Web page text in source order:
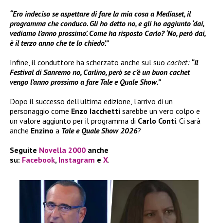
“Ero indeciso se aspettare di fare la mia cosa a Mediaset, il
programma che conduco. Gli ho detto no, e gli ho aggiunto ‘dai,
vediamo l’anno prossimo’. Come ha risposto Carlo? ‘No, però dai,
è il terzo anno che te lo chiedo’.”
Infine, il conduttore ha scherzato anche sul suo cachet: “Il
Festival di Sanremo no, Carlino, però se c’è un buon cachet
vengo l’anno prossimo a fare Tale e Quale Show.”
Dopo il successo dell’ultima edizione, l’arrivo di un
personaggio come Enzo Iacchetti sarebbe un vero colpo e
un valore aggiunto per il programma di Carlo Conti. Ci sarà
anche Enzino a Tale e Quale Show 2026?
Seguite Novella 2000 anche
su: Facebook, Instagram e X.